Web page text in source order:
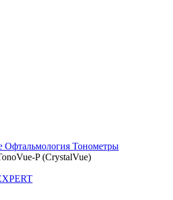
Офтальмология Тонометры
P (CrystalVue)